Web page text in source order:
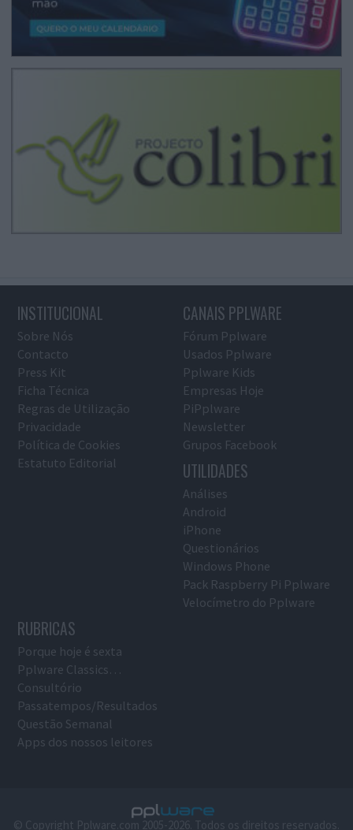
INSTITUCIONAL
Sobre Nós
Contacto
Press Kit
Ficha Técnica
Regras de Utilização
Privacidade
Política de Cookies
Estatuto Editorial
CANAIS PPLWARE
Fórum Pplware
Usados Pplware
Pplware Kids
Empresas Hoje
PiPplware
Newsletter
Grupos Facebook
UTILIDADES
Análises
Android
iPhone
Questionários
Windows Phone
Pack Raspberry Pi Pplware
Velocímetro do Pplware
RUBRICAS
Porque hoje é sexta
Pplware Classics…
Consultório
Passatempos/Resultados
Questão Semanal
Apps dos nossos leitores
© Copyright Pplware.com 2005-2026. Todos os direitos reservados.